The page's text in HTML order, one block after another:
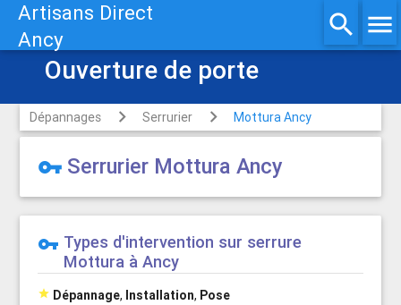
Artisans Direct
Ancy
search menu
Ouverture de porte
Dépannages Serrurier Mottura Ancy
vpn_key Serrurier Mottura Ancy
vpn_key Types d'intervention sur serrure
Mottura à Ancy
 Dépannage, Installation, Pose